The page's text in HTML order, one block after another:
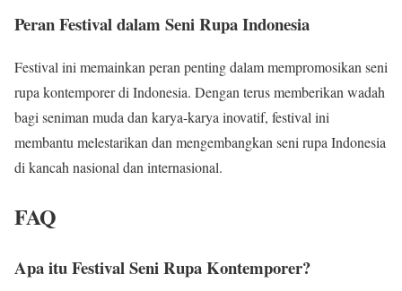
Peran Festival dalam Seni Rupa Indonesia
Festival ini memainkan peran penting dalam mempromosikan seni
rupa kontemporer di Indonesia. Dengan terus memberikan wadah
bagi seniman muda dan karya-karya inovatif, festival ini
membantu melestarikan dan mengembangkan seni rupa Indonesia
di kancah nasional dan internasional.
FAQ
Apa itu Festival Seni Rupa Kontemporer?